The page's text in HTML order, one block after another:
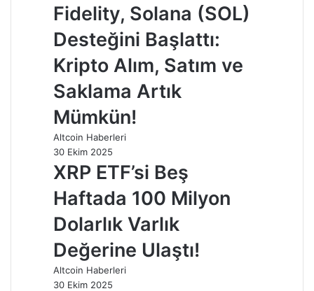
Fidelity, Solana (SOL)
Desteğini Başlattı:
Kripto Alım, Satım ve
Saklama Artık
Mümkün!
Altcoin Haberleri
30 Ekim 2025
XRP ETF’si Beş
Haftada 100 Milyon
Dolarlık Varlık
Değerine Ulaştı!
Altcoin Haberleri
30 Ekim 2025